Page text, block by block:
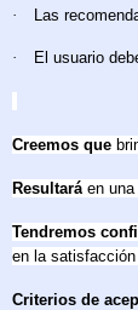
· Las
· El usuario
Creemos que
Resultará en una
Tendremos
en la satisfacción
Criterios de